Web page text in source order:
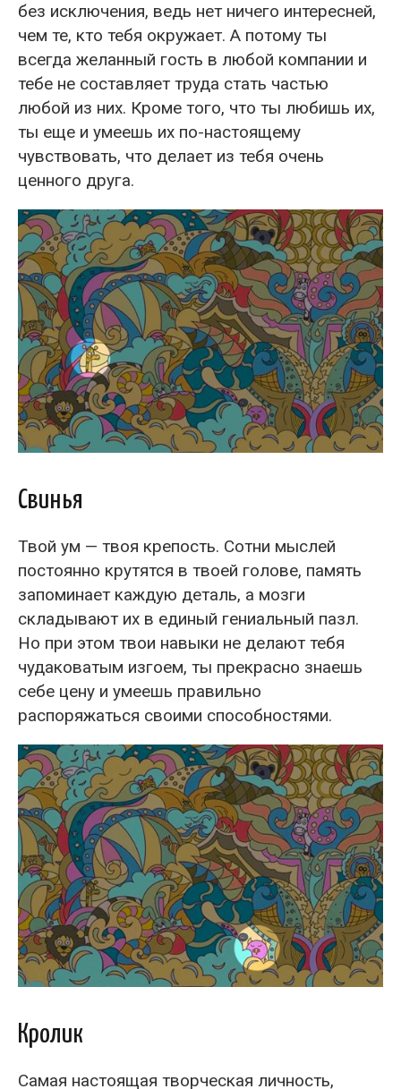
без исключения, ведь нет ничего интересней,
чем те, кто тебя окружает. А потому ты
всегда желанный гость в любой компании и
тебе не составляет труда стать частью
любой из них. Кроме того, что ты любишь их,
ты еще и умеешь их по-настоящему
чувствовать, что делает из тебя очень
ценного друга.
Свинья
Твой ум — твоя крепость. Сотни мыслей
постоянно крутятся в твоей голове, память
запоминает каждую деталь, а мозги
складывают их в единый гениальный пазл.
Но при этом твои навыки не делают тебя
чудаковатым изгоем, ты прекрасно знаешь
себе цену и умеешь правильно
распоряжаться своими способностями.
Кролик
Самая настоящая творческая личность,